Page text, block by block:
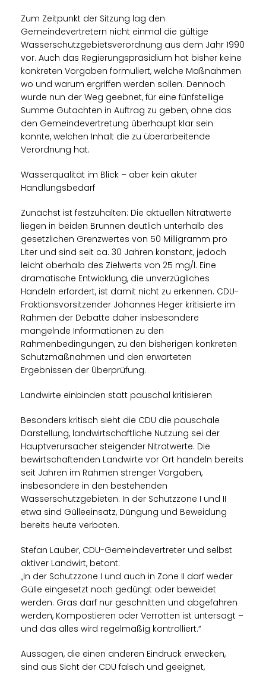
Zum Zeitpunkt der Sitzung lag den
Gemeindevertretern nicht einmal die gültige
Wasserschutzgebietsverordnung aus dem Jahr 1990
vor. Auch das Regierungspräsidium hat bisher keine
konkreten Vorgaben formuliert, welche Maßnahmen
wo und warum ergriffen werden sollen. Dennoch
wurde nun der Weg geebnet, für eine fünfstellige
Summe Gutachten in Auftrag zu geben, ohne das
den Gemeindevertretung überhaupt klar sein
konnte, welchen Inhalt die zu überarbeitende
Verordnung hat.
Wasserqualität im Blick – aber kein akuter
Handlungsbedarf
Zunächst ist festzuhalten: Die aktuellen Nitratwerte
liegen in beiden Brunnen deutlich unterhalb des
gesetzlichen Grenzwertes von 50 Milligramm pro
Liter und sind seit ca. 30 Jahren konstant, jedoch
leicht oberhalb des Zielwerts von 25 mg/l. Eine
dramatische Entwicklung, die unverzügliches
Handeln erfordert, ist damit nicht zu erkennen. CDU-
Fraktionsvorsitzender Johannes Heger kritisierte im
Rahmen der Debatte daher insbesondere
mangelnde Informationen zu den
Rahmenbedingungen, zu den bisherigen konkreten
Schutzmaßnahmen und den erwarteten
Ergebnissen der Überprüfung.
Landwirte einbinden statt pauschal kritisieren
Besonders kritisch sieht die CDU die pauschale
Darstellung, landwirtschaftliche Nutzung sei der
Hauptverursacher steigender Nitratwerte. Die
bewirtschaftenden Landwirte vor Ort handeln bereits
seit Jahren im Rahmen strenger Vorgaben,
insbesondere in den bestehenden
Wasserschutzgebieten. In der Schutzzone I und II
etwa sind Gülleeinsatz, Düngung und Beweidung
bereits heute verboten.
Stefan Lauber, CDU-Gemeindevertreter und selbst
aktiver Landwirt, betont:
In der Schutzzone I und auch in Zone II darf weder
Gülle eingesetzt noch gedüngt oder beweidet
werden. Gras darf nur geschnitten und abgefahren
werden, Kompostieren oder Verrotten ist untersagt –
und das alles wird regelmäßig kontrolliert.“
Aussagen, die einen anderen Eindruck erwecken,
sind aus Sicht der CDU falsch und geeignet,